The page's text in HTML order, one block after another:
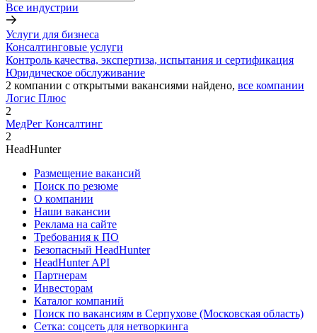
Все индустрии
Услуги для бизнеса
Консалтинговые услуги
Контроль качества, экспертиза, испытания и сертификация
Юридическое обслуживание
2 компании с открытыми вакансиями найдено, все компании
Логис Плюс
2
МедРег Консалтинг
2
HeadHunter
Размещение вакансий
Поиск по резюме
О компании
Наши вакансии
Реклама на сайте
Требования к ПО
Безопасный HeadHunter
HeadHunter API
Партнерам
Инвесторам
Каталог компаний
Поиск по вакансиям в Серпухове (Московская область)
Сетка: соцсеть для нетворкинга